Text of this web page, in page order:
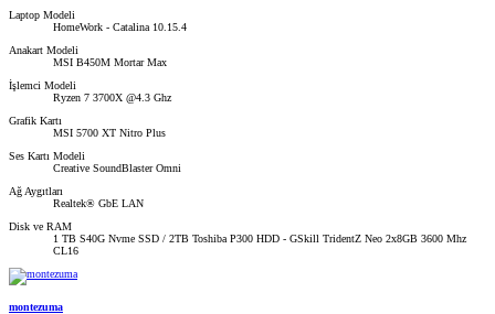
Laptop Modeli
HomeWork - Catalina 10.15.4
Anakart Modeli
MSI B450M Mortar Max
İşlemci Modeli
Ryzen 7 3700X @4.3 Ghz
Grafik Kartı
MSI 5700 XT Nitro Plus
Ses Kartı Modeli
Creative SoundBlaster Omni
Ağ Aygıtları
Realtek® GbE LAN
Disk ve RAM
1 TB S40G Nvme SSD / 2TB Toshiba P300 HDD - GSkill TridentZ Neo 2x8GB 3600 Mhz
CL16
montezuma